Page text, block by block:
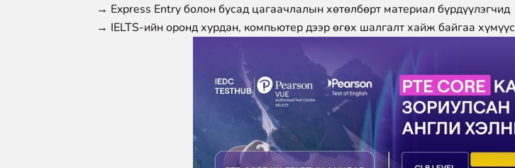
→ Express Entry болон бусад цагаачлалын хөтөлбөрт материал бүрдүүлэгчид
→ IELTS-ийн оронд хурдан, компьютер дээр өгөх шалгалт хайж байгаа хүмүүс